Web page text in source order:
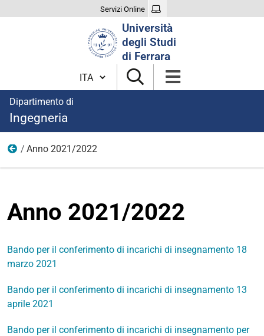
Servizi Online
Università
degli Studi
di Ferrara
Cambia lingua
Dipartimento di
Ingegneria
Didattica
Anno 2021/2022
Anno 2021/2022
Bando per il conferimento di incarichi di insegnamento 18
marzo 2021
Bando per il conferimento di incarichi di insegnamento 13
aprile 2021
Bando per il conferimento di incarichi di insegnamento per